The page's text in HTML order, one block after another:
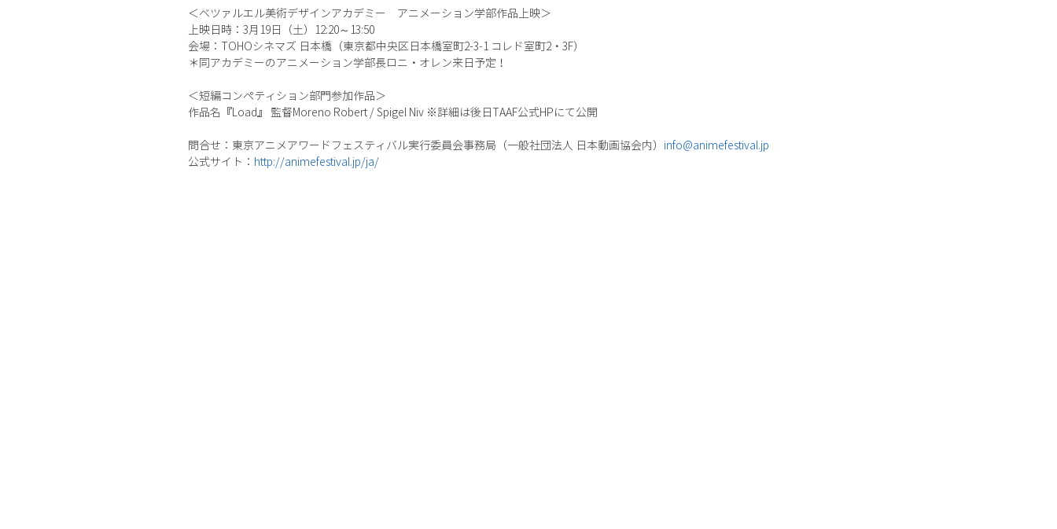
＜ベツァルエル美術デザインアカデミー アニメーション学部作品上映＞
上映日時：3月19日（土）12:20～13:50
会場：TOHOシネマズ 日本橋（東京都中央区日本橋室町2-3-1 コレド室町2・3F）
＊同アカデミーのアニメーション学部長ロニ・オレン来日予定！
＜短編コンペティション部門参加作品＞
作品名『Load』 監督Moreno Robert / Spigel Niv ※詳細は後日TAAF公式HPにて公開
問合せ：東京アニメアワードフェスティバル実行委員会事務局（一般社団法人 日本動画協会内） info@animefestival.jp
公式サイト： http://animefestival.jp/ja/